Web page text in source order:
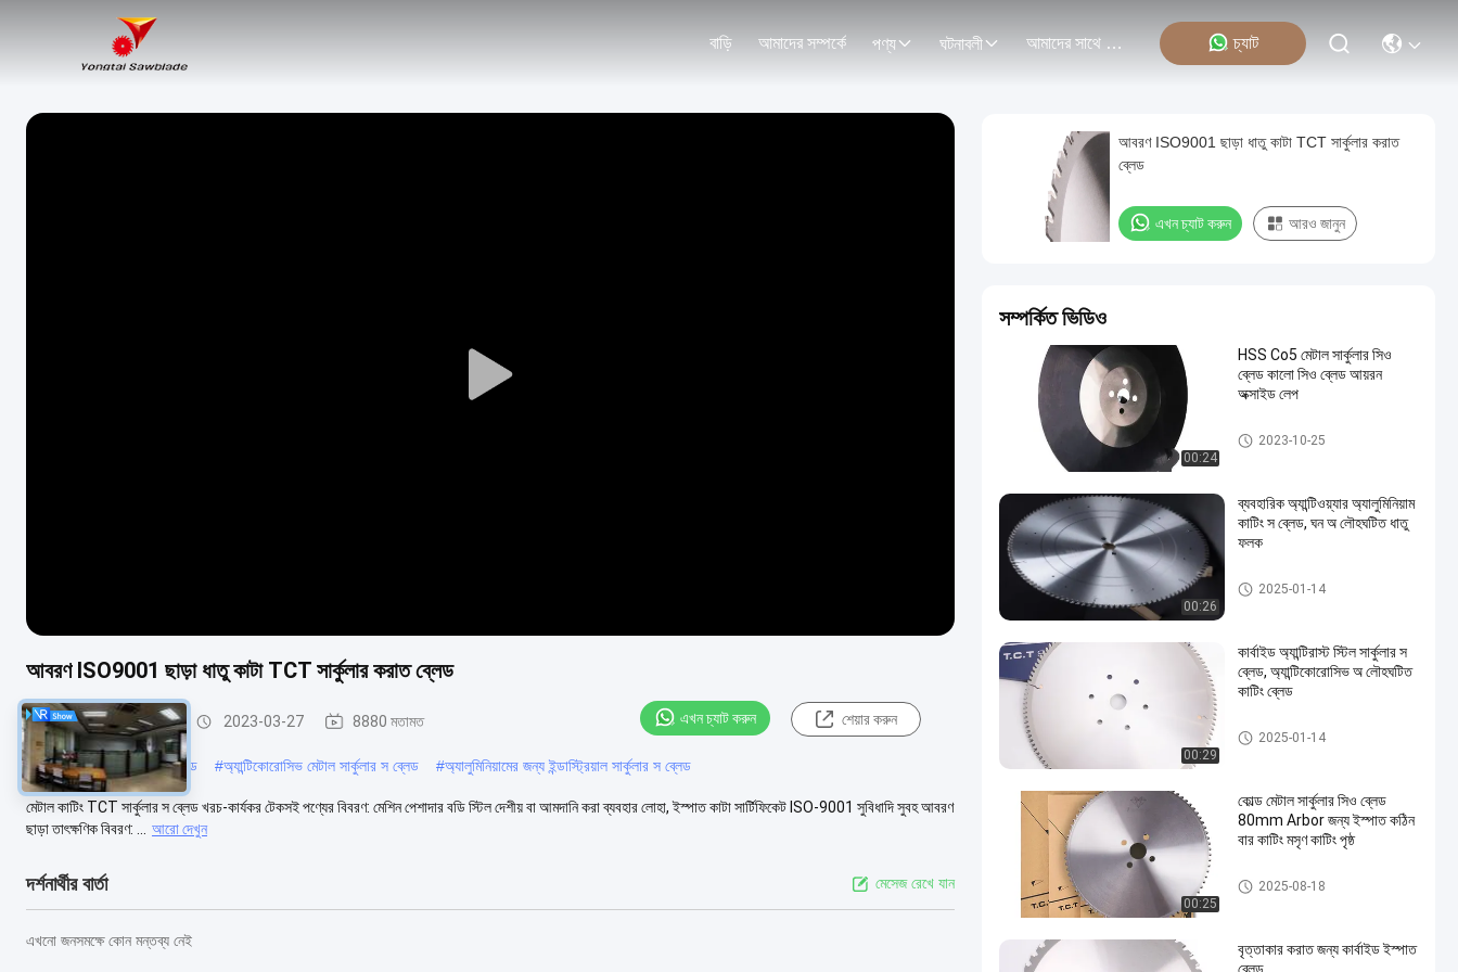
বাড়ি আমাদের সম্পর্কে পণ্য ঘটনাবলী আমাদের সাথে যোগাযোগ চ্যাট
Play
আবরণ ISO9001 ছাড়া ধাতু কাটা TCT সার্কুলার করাত ব্লেড
ধাতু বৃত্তাকার করাত ব্লেড 2023-03-27 8880 মতামত এখন চ্যাট করুন শেয়ার করুন
#রাস্টপ্রুফ মেটাল সার্কুলার স ব্লেড #অ্যান্টিকোরোসিভ মেটাল সার্কুলার স ব্লেড #অ্যালুমিনিয়ামের জন্য ইন্ডাস্ট্রিয়াল সার্কুলার স ব্লেড
মেটাল কাটিং TCT সার্কুলার স ব্লেড খরচ-কার্যকর টেকসই পণ্যের বিবরণ: মেশিন পেশাদার বডি স্টিল দেশীয় বা আমদানি করা ব্যবহার লোহা, ইস্পাত কাটা সার্টিফিকেট ISO-9001 সুবিধাদি সুবহ আবরণ
ছাড়া তাৎক্ষণিক বিবরণ: ...
আরো দেখুন
দর্শনার্থীর বার্তা মেসেজ রেখে যান
এখনো জনসমক্ষে কোন মন্তব্য নেই
আবরণ ISO9001 ছাড়া ধাতু কাটা TCT সার্কুলার করাত
ব্লেড
এখন চ্যাট করুন আরও জানুন
সম্পর্কিত ভিডিও
00:24
HSS Co5 মেটাল সার্কুলার সিও
ব্লেড কালো সিও ব্লেড আয়রন
অক্সাইড লেপ
ধাতু বৃত্তাকার করাত ব্লেড
2023-10-25
00:26
ব্যবহারিক অ্যান্টিওয়্যার অ্যালুমিনিয়াম
কাটিং স ব্লেড, ঘন অ লৌহঘটিত ধাতু
ফলক
ধাতু বৃত্তাকার করাত ব্লেড
2025-01-14
00:29
কার্বাইড অ্যান্টিরাস্ট স্টিল সার্কুলার স
ব্লেড, অ্যান্টিকোরোসিভ অ লৌহঘটিত
কাটিং ব্লেড
ধাতু বৃত্তাকার করাত ব্লেড
2025-01-14
00:25
কোল্ড মেটাল সার্কুলার সিও ব্লেড
80mm Arbor জন্য ইস্পাত কঠিন
বার কাটিং মসৃণ কাটিং পৃষ্ঠ
ধাতু বৃত্তাকার করাত ব্লেড
2025-08-18
বৃত্তাকার করাত জন্য কার্বাইড ইস্পাত